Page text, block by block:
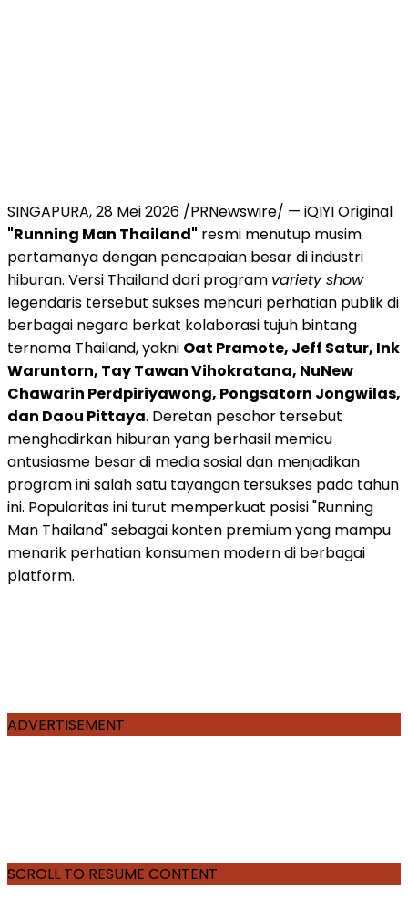
SINGAPURA, 28 Mei 2026 /PRNewswire/ — iQIYI Original
"Running Man Thailand" resmi menutup musim
pertamanya dengan pencapaian besar di industri
hiburan. Versi Thailand dari program variety show
legendaris tersebut sukses mencuri perhatian publik di
berbagai negara berkat kolaborasi tujuh bintang
ternama Thailand, yakni Oat Pramote, Jeff Satur, Ink
Waruntorn, Tay Tawan Vihokratana, NuNew
Chawarin Perdpiriyawong, Pongsatorn Jongwilas,
dan Daou Pittaya. Deretan pesohor tersebut
menghadirkan hiburan yang berhasil memicu
antusiasme besar di media sosial dan menjadikan
program ini salah satu tayangan tersukses pada tahun
ini. Popularitas ini turut memperkuat posisi "Running
Man Thailand" sebagai konten premium yang mampu
menarik perhatian konsumen modern di berbagai
platform.
ADVERTISEMENT
SCROLL TO RESUME CONTENT